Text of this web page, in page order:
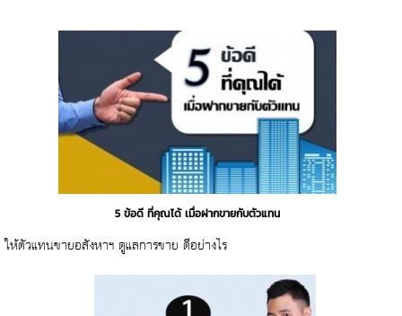
5 ข้อดี ที่คุณได้ เมื่อฝากขายกับตัวแทน
ให้ตัวแทนขายอสังหาฯ ดูแลการขาย ดีอย่างไร